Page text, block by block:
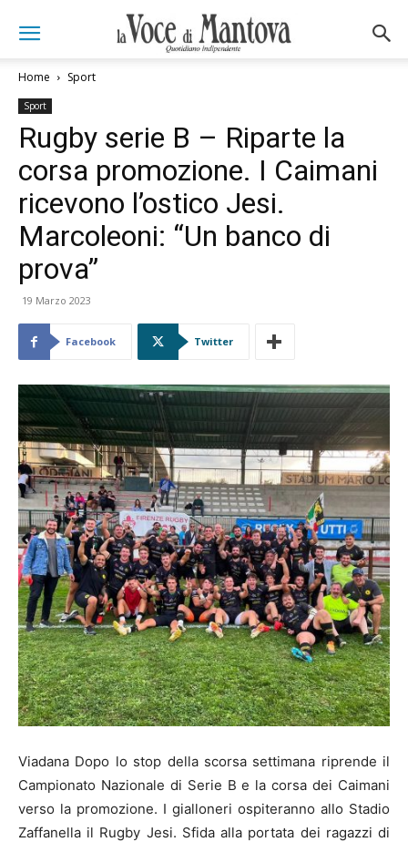
Home Sport
Sport
Rugby serie B – Riparte la
corsa promozione. I Caimani
ricevono l’ostico Jesi.
Marcoleoni: “Un banco di
prova”
19 Marzo 2023
Facebook Twitter
Viadana Dopo lo stop della scorsa settimana riprende il
Campionato Nazionale di Serie B e la corsa dei Caimani
verso la promozione. I gialloneri ospiteranno allo Stadio
Zaffanella il Rugby Jesi. Sfida alla portata dei ragazzi di